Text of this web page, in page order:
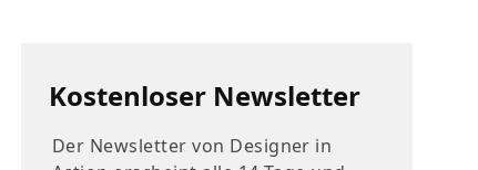
Kostenloser Newsletter
Der Newsletter von Designer in